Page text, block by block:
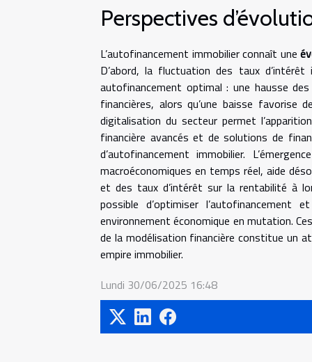
Perspectives
L’autofinancement immobilier connaît une
D’abord, la fluctuation des taux
autofinancement optimal : une hausse
financières, alors qu’une baisse favorise
digitalisation du secteur permet
financière avancés et de solutions de
d’autofinancement immobilier.
macroéconomiques en temps réel, aide
et des taux d’intérêt sur la rentabilité à
possible d’optimiser l’autofinancement
environnement économique en mutation.
de la modélisation financière constitue un
empire immobilier.
Lundi 30/06/2025 16:48